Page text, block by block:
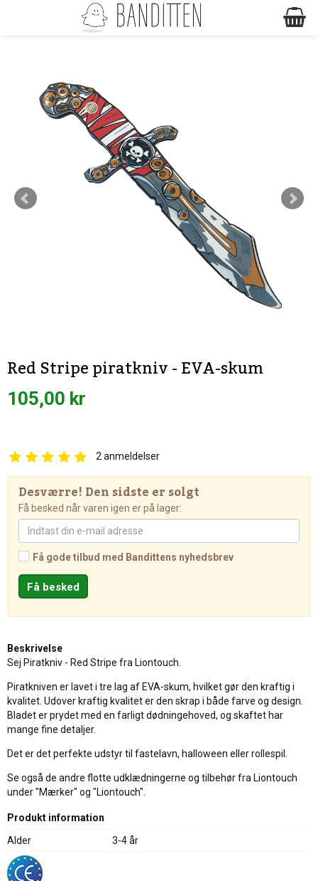
Red Stripe piratkniv - EVA-skum
105,00 kr
2 anmeldelser
Desværre! Den sidste er solgt
Få besked når varen igen er på lager:
Få gode tilbud med Bandittens nyhedsbrev
Beskrivelse
Sej Piratkniv - Red Stripe fra Liontouch.
Piratkniven er lavet i tre lag af EVA-skum, hvilket gør den kraftig i
kvalitet. Udover kraftig kvalitet er den skrap i både farve og design.
Bladet er prydet med en farligt dødningehoved, og skaftet har
mange fine detaljer.
Det er det perfekte udstyr til fastelavn, halloween eller rollespil.
Se også de andre flotte udklædningerne og tilbehør fra Liontouch
under "Mærker" og "Liontouch".
Produkt information
Alder
3-4 år